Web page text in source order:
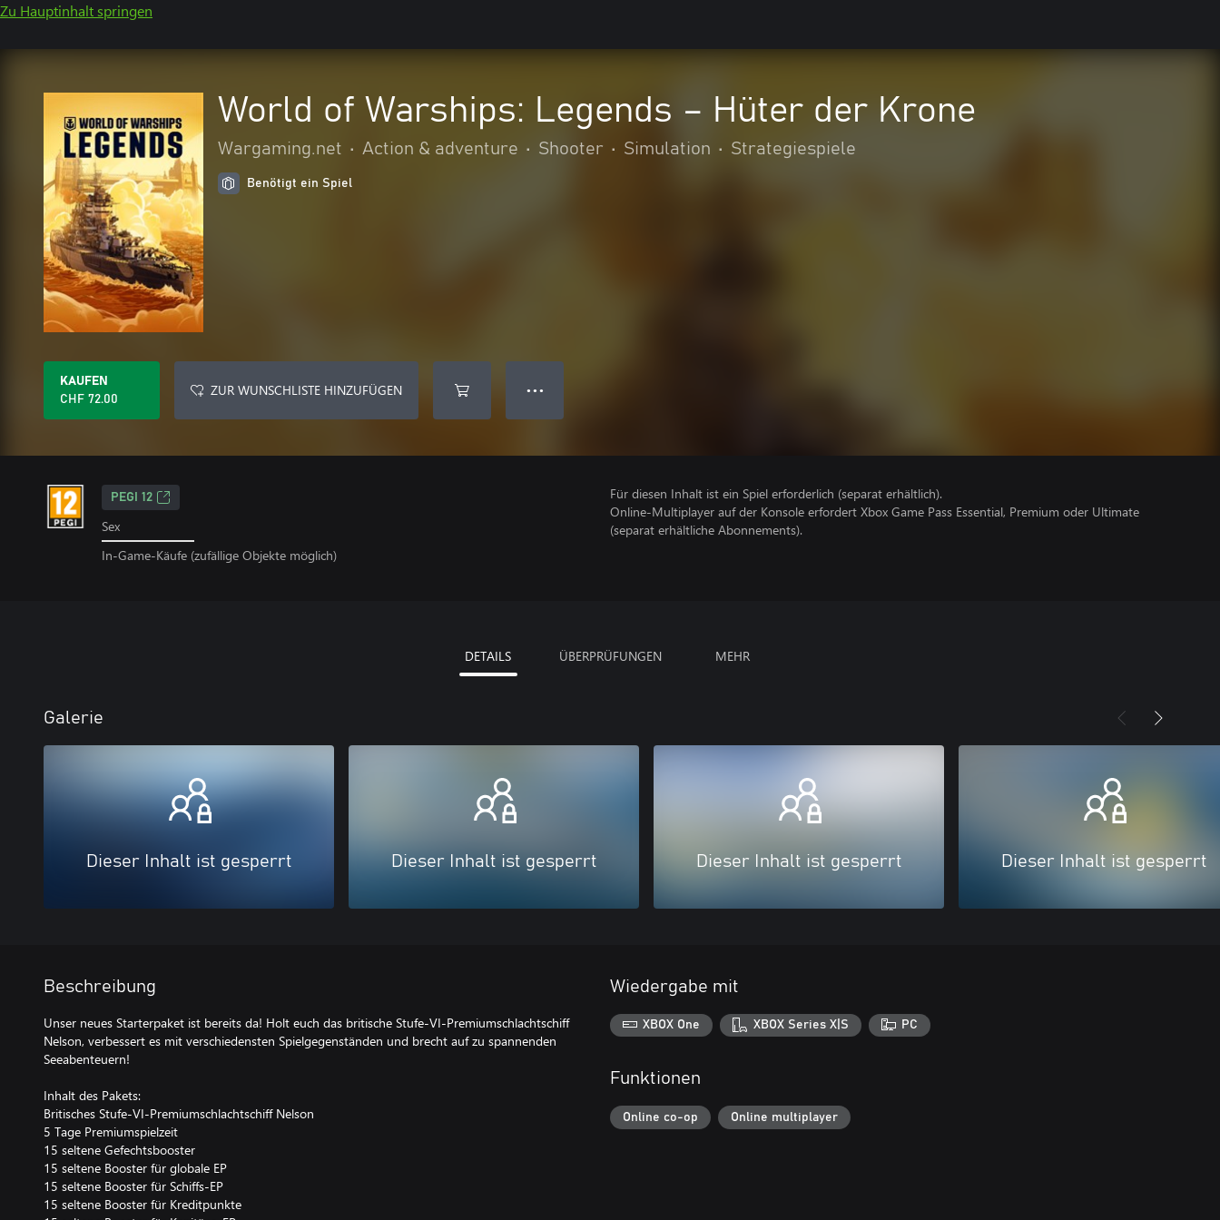
Zu Hauptinhalt springen
World of Warships: Legends – Hüter der Krone
Wargaming.net • Action & adventure • Shooter • Simulation • Strategiespiele
Benötigt ein Spiel
KAUFEN
CHF 72.00
ZUR WUNSCHLISTE HINZUFÜGEN ● ● ●
PEGI 12
Sex
In-Game-Käufe (zufällige Objekte möglich)
Für diesen Inhalt ist ein Spiel erforderlich (separat erhältlich).
Online-Multiplayer auf der Konsole erfordert Xbox Game Pass Essential, Premium oder Ultimate
(separat erhältliche Abonnements).
DETAILS ÜBERPRÜFUNGEN MEHR
Galerie
Dieser Inhalt ist gesperrt Dieser Inhalt ist gesperrt Dieser Inhalt ist gesperrt Dieser Inhalt ist gesperrt
Beschreibung
Unser neues Starterpaket ist bereits da! Holt euch das britische Stufe-VI-Premiumschlachtschiff
Nelson, verbessert es mit verschiedensten Spielgegenständen und brecht auf zu spannenden
Seeabenteuern!
Inhalt des Pakets:
Britisches Stufe-VI-Premiumschlachtschiff Nelson
5 Tage Premiumspielzeit
15 seltene Gefechtsbooster
15 seltene Booster für globale EP
15 seltene Booster für Schiffs-EP
15 seltene Booster für Kreditpunkte
Wiedergabe mit
XBOX One XBOX Series X|S PC
Funktionen
Online co-op Online multiplayer